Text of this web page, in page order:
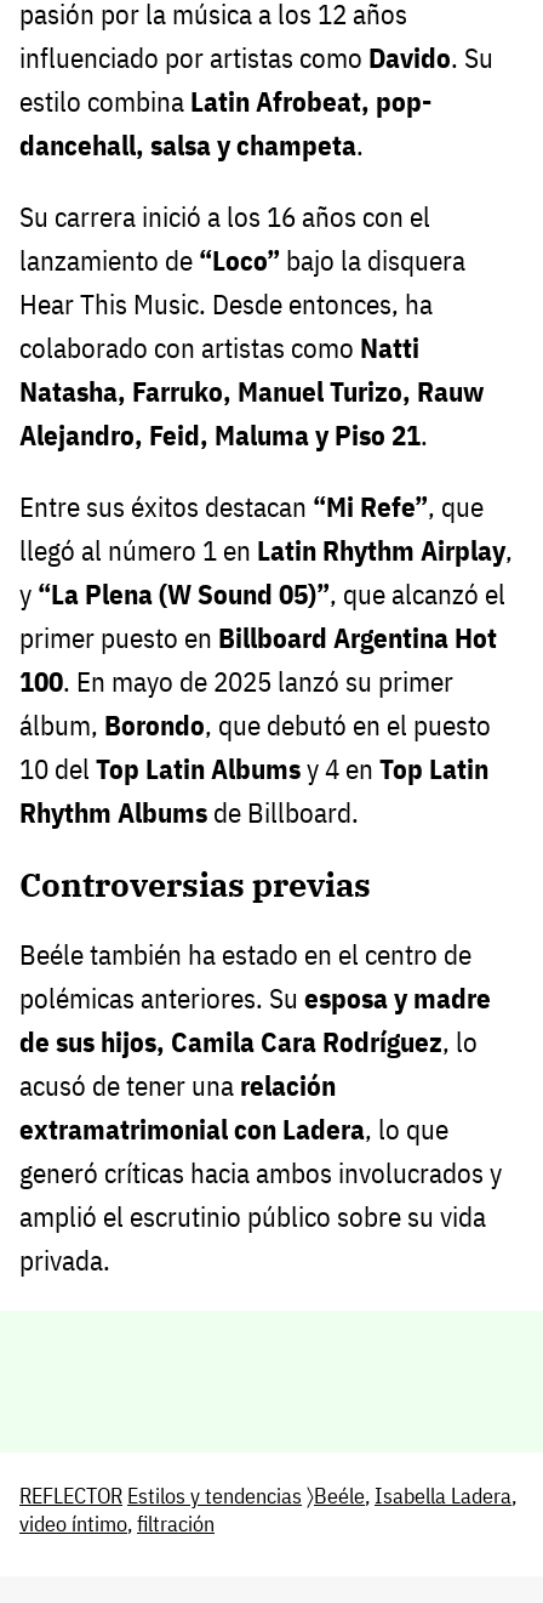
pasión por la música a los 12 años
influenciado por artistas como Davido. Su
estilo combina Latin Afrobeat, pop-
dancehall, salsa y champeta.
Su carrera inició a los 16 años con el
lanzamiento de “Loco” bajo la disquera
Hear This Music. Desde entonces, ha
colaborado con artistas como Natti
Natasha, Farruko, Manuel Turizo, Rauw
Alejandro, Feid, Maluma y Piso 21.
Entre sus éxitos destacan “Mi Refe”, que
llegó al número 1 en Latin Rhythm Airplay,
y “La Plena (W Sound 05)”, que alcanzó el
primer puesto en Billboard Argentina Hot
100. En mayo de 2025 lanzó su primer
álbum, Borondo, que debutó en el puesto
10 del Top Latin Albumsy 4 en Top Latin
Rhythm Albums de Billboard.
Controversias previas
Beéle también ha estado en el centro de
polémicas anteriores. Su esposa y madre
de sus hijos, Camila Cara Rodríguez, lo
acusó de tener una relación
extramatrimonial con Ladera, lo que
generó críticas hacia ambos involucrados y
amplió el escrutinio público sobre su vida
privada.
REFLECTOR Estilos y tendencias 〉Beéle, Isabella Ladera,
video íntimo,filtración